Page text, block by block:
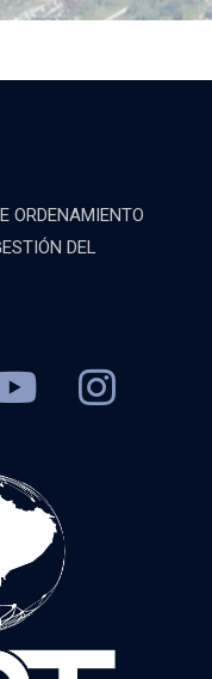
ORDENAMIENTO
DEL